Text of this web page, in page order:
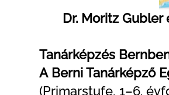
Dr. Moritz
Tanárképzés
A Berni Tanárképző
(Primarstufe, 1–6.